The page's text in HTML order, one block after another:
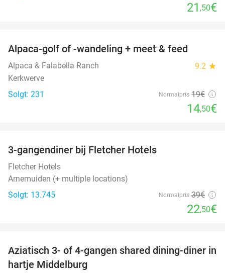
21 ,50€
Alpaca-golf of -wandeling + meet & feed
Alpaca & Falabella Ranch 9.2 star
Kerkwerve
Solgt: 231
Normalpris 19€
14,50€
3-gangendiner bij Fletcher Hotels
Fletcher Hotels
Arnemuiden (+ multiple locations)
Solgt: 13.745
Normalpris 39€
22,50€
36%
Aziatisch 3- of 4-gangen shared dining-diner in
hartje Middelburg